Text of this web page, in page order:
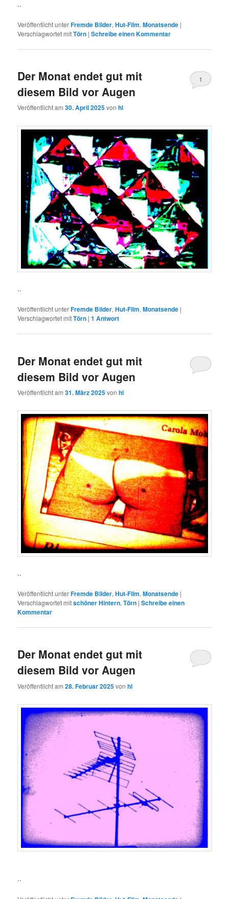
..
Veröffentlicht unterFremde Bilder,Hut-Film,Monatsende |
Verschlagwortet mitTörn |Schreibe einen Kommentar
Der Monat endet gut mit
diesem Bild vor Augen
Veröffentlicht am30. April 2025vonhl
1
..
Veröffentlicht unterFremde Bilder,Hut-Film,Monatsende |
Verschlagwortet mitTörn |1 Antwort
Der Monat endet gut mit
diesem Bild vor Augen
Veröffentlicht am31. März 2025vonhl
..
Veröffentlicht unterFremde Bilder,Hut-Film,Monatsende |
Verschlagwortet mitschöner Hintern,Törn |Schreibe einen
Kommentar
Der Monat endet gut mit
diesem Bild vor Augen
Veröffentlicht am28. Februar 2025vonhl
..